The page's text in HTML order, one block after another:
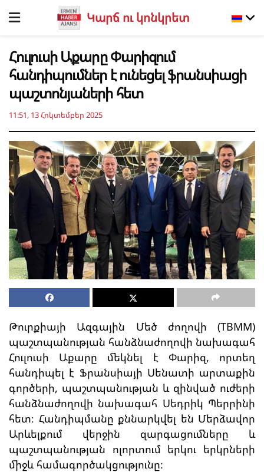
Կարճ ու կոնկրետ
Հուլուսի Աքարը Փարիզում
հանդիպումներ է ունեցել ֆրանսիացի
պաշտոնյաների հետ
11:51, 13 Հոկտեմբեր 2025
Թուրքիայի Ազգային Մեծ ժողովի (TBMM)
պաշտպանության հանձնաժողովի նախագահ
Հուլուսի Աքարը մեկնել է Փարիզ, որտեղ
հանդիպել է Ֆրանսիայի Սենատի արտաքին
գործերի, պաշտպանության և զինված ուժերի
հանձնաժողովի նախագահ Սեդրիկ Պերրինի
հետ։ Հանդիպմանը քննարկվել են Մերձավոր
Արևելքում վերջին զարգացումները և
պաշտպանության ոլորտում երկու երկրների
միջև համագործակցությունը։